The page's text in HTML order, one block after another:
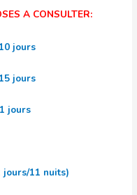
A CONSULTER:
jours
jours
jours
11 nuits)